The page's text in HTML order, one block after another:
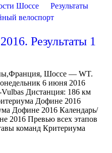
Шоссе
Результаты
велоспорт
Результаты 1
Шоссе — WT.
6 июня 2016
Дистанция: 186 км
Дофине 2016
Дофине 2016 Календарь/
2016 Превью всех этапов
команд Критериума